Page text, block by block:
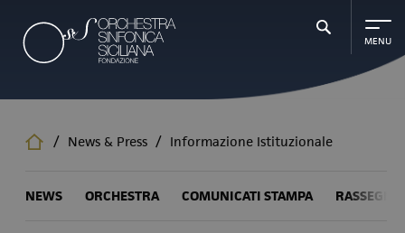
contenuto
principale
/ News & Press / Informazione Istituzionale
NEWS ORCHESTRA COMUNICATI STAMPA